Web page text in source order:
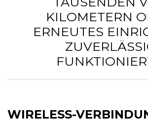
KILOMETERN
ERNEUTES
WIRELESS-